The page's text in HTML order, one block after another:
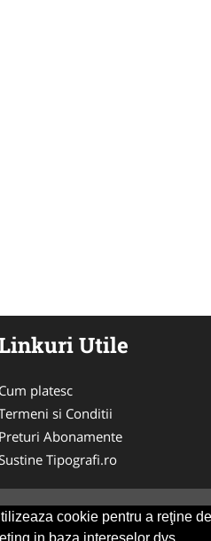
cookie pentru a reţine
Utile
Cum platesc
si Conditii
Preturi Abonamente
Tipografi.ro
2014-2026 Powered by